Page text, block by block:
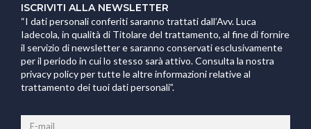
ISCRIVITI ALLA NEWSLETTER
“I dati personali conferiti saranno trattati dall’Avv. Luca
Iadecola, in qualità di Titolare del trattamento, al fine di fornire
il servizio di newsletter e saranno conservati esclusivamente
per il periodo in cui lo stesso sarà attivo. Consulta la nostra
privacy policy per tutte le altre informazioni relative al
trattamento dei tuoi dati personali”.